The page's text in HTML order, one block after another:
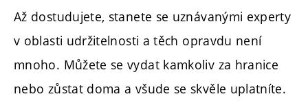
Až dostudujete, stanete se uznávanými experty
v oblasti udržitelnosti a těch opravdu není
mnoho. Můžete se vydat kamkoliv za hranice
nebo zůstat doma a všude se skvěle uplatníte.